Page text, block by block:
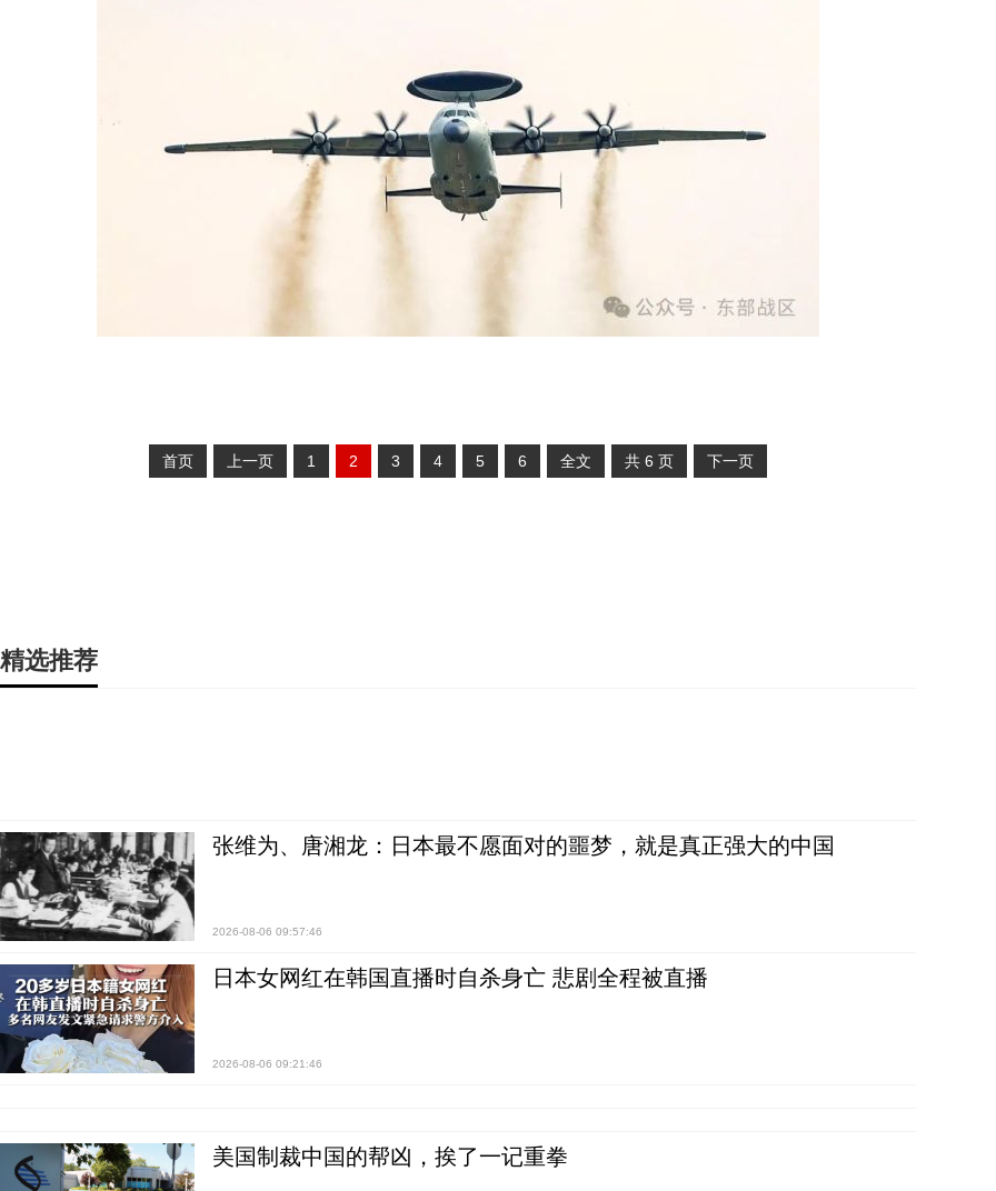
首页 上一页 1 2 3 4 5 6 全文 共 6 页 下一页
精选推荐
张维为、唐湘龙：日本最不愿面对的噩梦，就是真正强大的中国
2026-08-06 09:57:46
日本女网红在韩国直播时自杀身亡 悲剧全程被直播
2026-08-06 09:21:46
美国制裁中国的帮凶，挨了一记重拳